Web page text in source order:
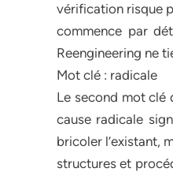
vérification risque
commence par
Reengineering ne
Mot clé : radicale
Le second mot clé
cause radicale
bricoler l’existant,
structures et